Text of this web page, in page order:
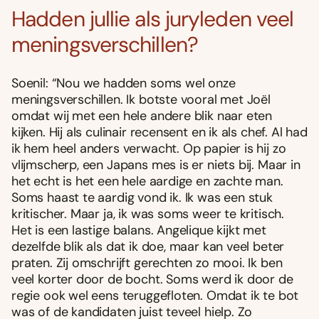
Hadden jullie als juryleden veel
meningsverschillen?
Soenil: “Nou we hadden soms wel onze
meningsverschillen. Ik botste vooral met Joël
omdat wij met een hele andere blik naar eten
kijken. Hij als culinair recensent en ik als chef. Al had
ik hem heel anders verwacht. Op papier is hij zo
vlijmscherp, een Japans mes is er niets bij. Maar in
het echt is het een hele aardige en zachte man.
Soms haast te aardig vond ik. Ik was een stuk
kritischer. Maar ja, ik was soms weer te kritisch.
Het is een lastige balans. Angelique kijkt met
dezelfde blik als dat ik doe, maar kan veel beter
praten. Zij omschrijft gerechten zo mooi. Ik ben
veel korter door de bocht. Soms werd ik door de
regie ook wel eens teruggefloten. Omdat ik te bot
was of de kandidaten juist teveel hielp. Zo